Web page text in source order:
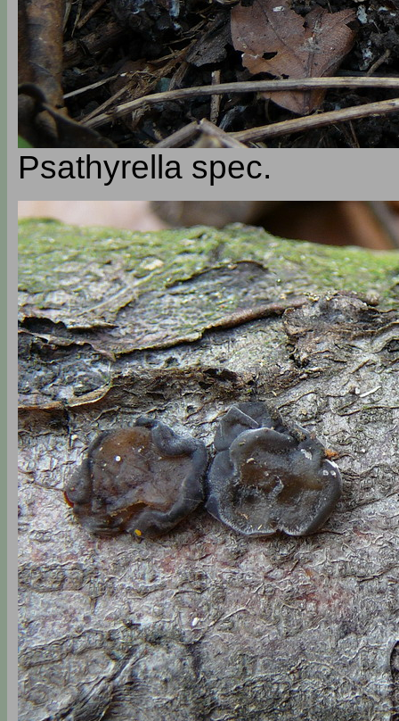
Psathyrella spec.